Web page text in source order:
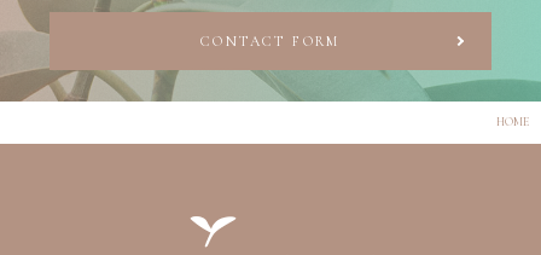
CONTACT FORM
HOME